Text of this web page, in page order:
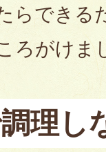
らできる
ろがけま
理し